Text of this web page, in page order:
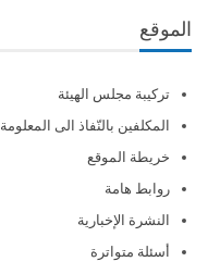
الموقع
تركيبة مجلس الهيئة
المكلفين بالنّفاذ الى المعلومة
خريطة الموقع
روابط هامة
النشرة الإخبارية
أسئلة متواترة